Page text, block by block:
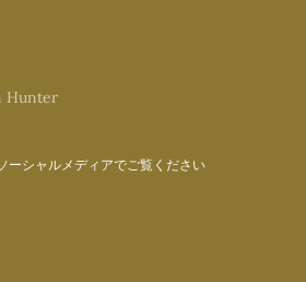
Hunter
ーシャルメディアでご覧ください